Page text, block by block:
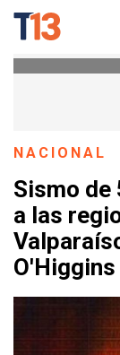
NACIONAL
Sismo
a las
O'Higgins